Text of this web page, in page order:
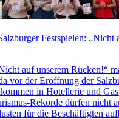
Festspielen: „Nicht
auf unserem Rücken!“
vor der Eröffnung der
in Hotellerie und
Rekorde dürfen nicht
für die Beschäftigten